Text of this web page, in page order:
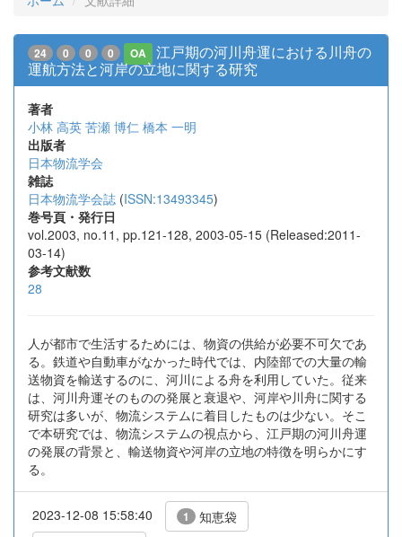
24 0 0 0 OA
江戸期の河川舟運における川舟の
運航方法と河岸の立地に関する研究
著者
小林 高英 苦瀬 博仁 橋本 一明
出版者
日本物流学会
雑誌
日本物流学会誌 (ISSN:13493345)
巻号頁・発行日
vol.2003, no.11, pp.121-128, 2003-05-15 (Released:2011-
03-14)
参考文献数
28
人が都市で生活するためには、物資の供給が必要不可欠であ
る。鉄道や自動車がなかった時代では、内陸部での大量の輸
送物資を輸送するのに、河川による舟を利用していた。従来
は、河川舟運そのものの発展と衰退や、河岸や川舟に関する
研究は多いが、物流システムに着目したものは少ない。そこ
で本研究では、物流システムの視点から、江戸期の河川舟運
の発展の背景と、輸送物資や河岸の立地の特徴を明らかにす
る。
2023-12-08 15:58:40 1 知恵袋